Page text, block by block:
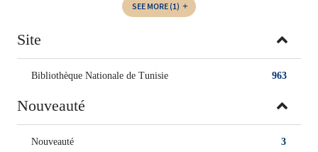
SEE MORE (1)
Site
963
Bibliothèque Nationale de Tunisie
Nouveauté
3
Nouveauté